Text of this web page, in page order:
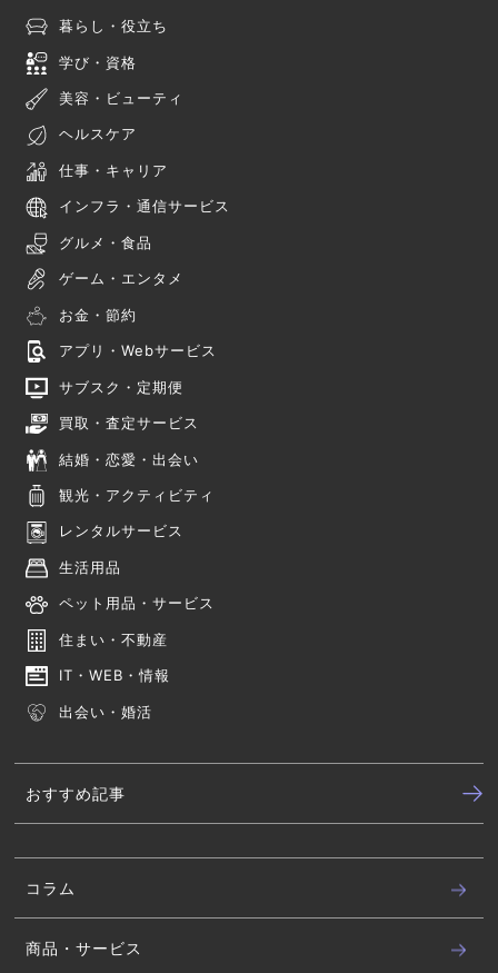
暮らし・役立ち
学び・資格
美容・ビューティ
ヘルスケア
仕事・キャリア
インフラ・通信サービス
グルメ・食品
ゲーム・エンタメ
お金・節約
アプリ・Webサービス
サブスク・定期便
買取・査定サービス
結婚・恋愛・出会い
観光・アクティビティ
レンタルサービス
生活用品
ペット用品・サービス
住まい・不動産
IT・WEB・情報
出会い・婚活
おすすめ記事
コラム
商品・サービス